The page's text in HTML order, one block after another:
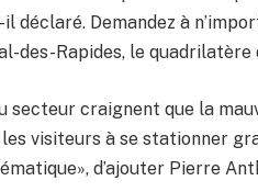
déclaré. Demandez à
des-Rapides, le
secteur craignent que la
visiteurs à se stationner
d’ajouter Pierre